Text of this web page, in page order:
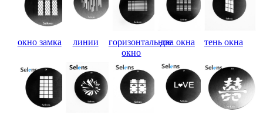
окно замка линии
горизонтальное
окно
два окна тень окна